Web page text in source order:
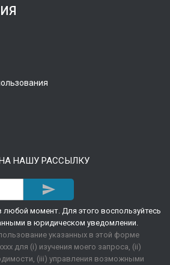
НАШУ РАССЫЛКУ

момент. Для этого воспользуйтесь
в юридическом уведомлении.
указанных в этой форме
для (i) изучения моего запроса, (ii)
(iii) управления возможными